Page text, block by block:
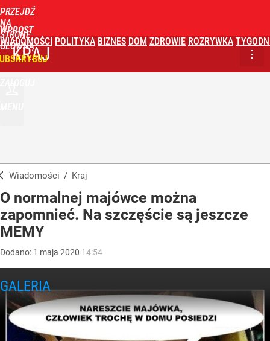
PRZEJDŹ
NA
STRONĘ
GŁÓWNĄ
WPROST
WIADOMOŚCI POLITYKA BIZNES DOM ZDROWIE ROZRYWKA
KRAJ
Wiadomości / Kraj
O normalnej majówce można
zapomnieć. Na szczęście są jeszcze
MEMY
Dodano: 1 maja 2020 14:54